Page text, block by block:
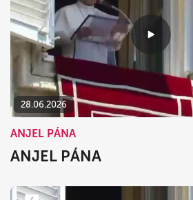
28.06.2026
ANJEL PÁNA
ANJEL PÁNA